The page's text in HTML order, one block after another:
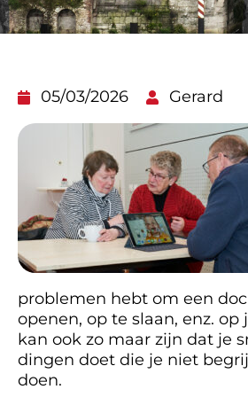
05/03/2026
Gerard
problemen hebt om een
openen, op te slaan, enz.
kan ook zo maar zijn dat je
dingen doet die je niet
doen.